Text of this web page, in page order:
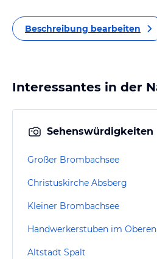
Beschreibung bearbeiten
Interessantes in der
Sehenswürdigkeiten
Großer Brombachsee
Christuskirche Absberg
Kleiner Brombachsee
Altstadt Spalt